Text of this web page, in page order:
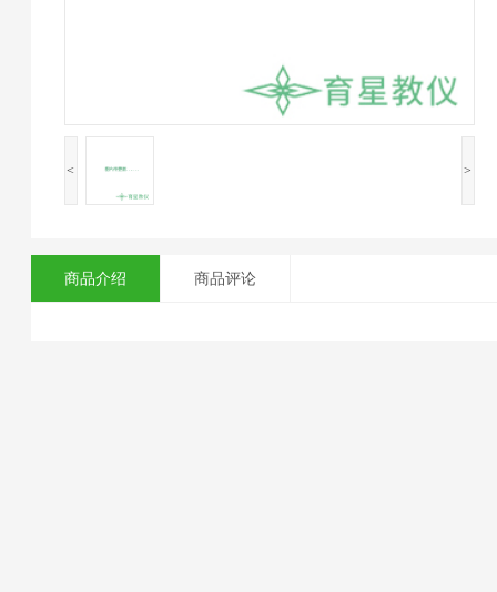
< >
商品介绍 商品评论